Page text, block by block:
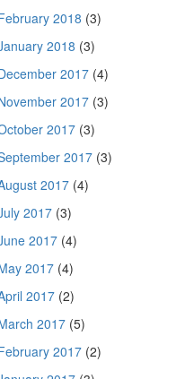
2018 (3)
2018 (3)
2017 (4)
2017 (3)
2017 (3)
2017 (3)
2017 (4)
2017 (3)
2017 (4)
2017 (4)
2017 (2)
2017 (5)
2017 (2)